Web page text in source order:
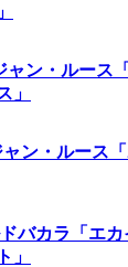
ャン・ルース
」
ャン・ルース
バカラ「エカ
」